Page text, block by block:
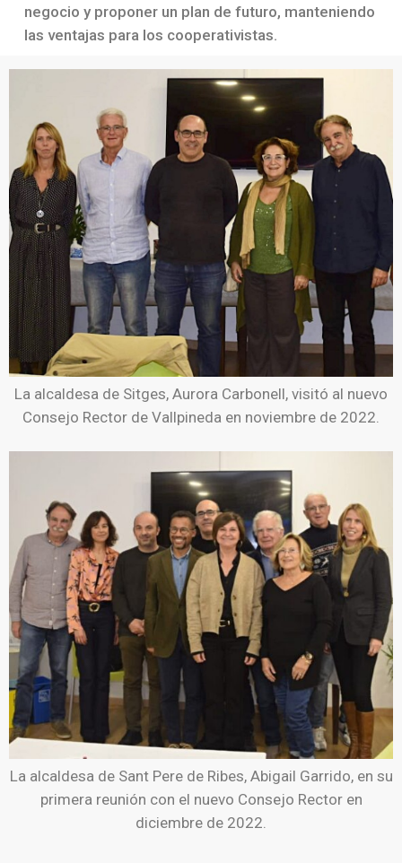
negocio y proponer un plan de futuro, manteniendo
las ventajas para los cooperativistas.
La alcaldesa de Sitges, Aurora Carbonell, visitó al nuevo
Consejo Rector de Vallpineda en noviembre de 2022.
La alcaldesa de Sant Pere de Ribes, Abigail Garrido, en su
primera reunión con el nuevo Consejo Rector en
diciembre de 2022.